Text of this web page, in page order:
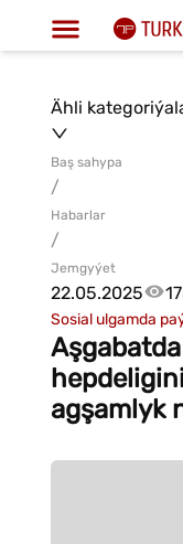
Ähli
Baş sahypa
/
Habarlar
/
Jemgyýet
22.05.2025
Sosial ulgamda
agşamlyk